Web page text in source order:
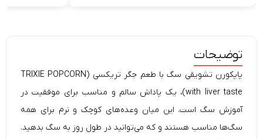
توضیحات
پاپکورن تشویقی سگ با طعم جگر تریکسی (TRIXIE POPCORN
with liver taste)، یک پاداش سالم و مناسب برای موفقیت در
آموزش سگ است. این میان وعده‌های کوچک و نرم برای همه
سگ‌ها مناسب هستند و که می‌توانید در طول روز به سگ بدهید.